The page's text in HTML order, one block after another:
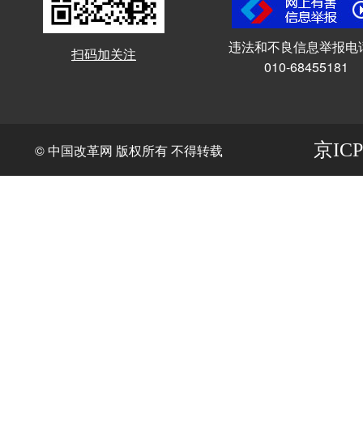
扫码加关注
违法和不良信息举报电
010-68455181
© 中国改革网 版权所有 不得转载 京